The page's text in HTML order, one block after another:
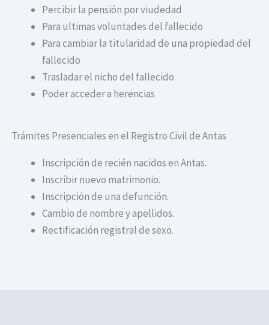
Percibir la pensión por viudedad
Para ultimas voluntades del fallecido
Para cambiar la titularidad de una propiedad del
fallecido
Trasladar el nicho del fallecido
Poder acceder a herencias
Trámites Presenciales en el Registro Civil de Antas
Inscripción de recién nacidos en Antas.
Inscribir nuevo matrimonio.
Inscripción de una defunción.
Cambio de nombre y apellidos.
Rectificación registral de sexo.